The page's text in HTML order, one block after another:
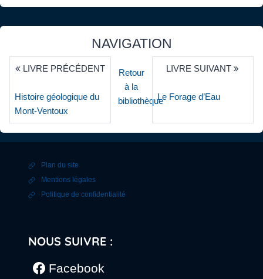
NAVIGATION
LIVRE PRÉCÉDENT
Histoire géologique du
Mont-Ventoux
Retour
à la
bibliothèque
LIVRE SUIVANT
Le Forage d’Eau
Plan du site
Mentions légales
Politique de confidentialité
NOUS SUIVRE :
Facebook